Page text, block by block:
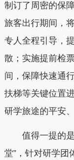
制订了周密的保
旅客出行期间，
专人全程引导，
散；实施提前检
间，保障快速通
扶梯等关键位置
研学旅途的平安
值得一提的是
堂”，针对研学团